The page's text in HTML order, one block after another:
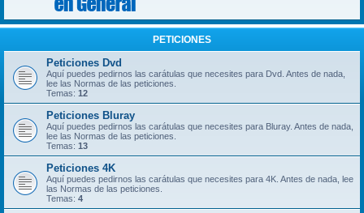
PETICIONES
Peticiones Dvd
Aquí puedes pedirnos las carátulas que necesites para Dvd. Antes de nada,
lee las Normas de las peticiones.
Temas: 12
Peticiones Bluray
Aquí puedes pedirnos las carátulas que necesites para Bluray. Antes de nada,
lee las Normas de las peticiones.
Temas: 13
Peticiones 4K
Aquí puedes pedirnos las carátulas que necesites para 4K. Antes de nada, lee
las Normas de las peticiones.
Temas: 4